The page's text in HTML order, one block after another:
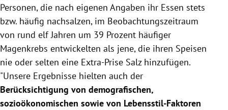
Personen, die nach eigenen Angaben ihr Essen stets
bzw. häufig nachsalzen, im Beobachtungszeitraum
von rund elf Jahren um 39 Prozent häufiger
Magenkrebs entwickelten als jene, die ihren Speisen
nie oder selten eine Extra-Prise Salz hinzufügen.
"Unsere Ergebnisse hielten auch der
Berücksichtigung von demografischen,
sozioökonomischen sowie von Lebensstil-Faktoren